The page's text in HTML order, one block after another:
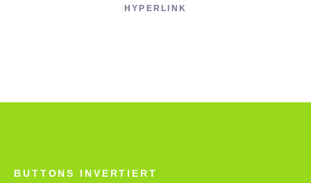
HYPERLINK
BUTTONS INVERTIERT